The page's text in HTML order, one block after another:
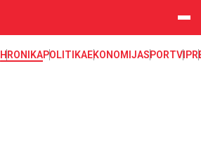
HRONIKAPOLITIKAEKONOMIJASPORTVIP